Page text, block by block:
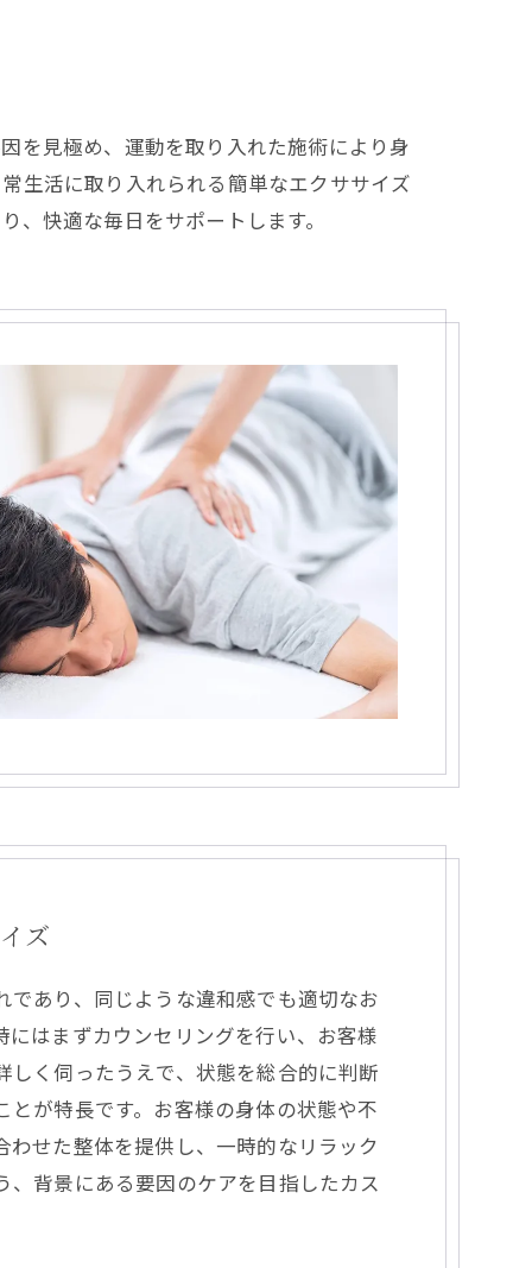
を見極め、運動を取り入れた施術により身
生活に取り入れられる簡単なエクササイズ
快適な毎日をサポートします。
ズ
あり、同じような違和感でも適切なお
はまずカウンセリングを行い、お客様
く伺ったうえで、状態を総合的に判断
が特長です。お客様の身体の状態や不
せた整体を提供し、一時的なリラック
背景にある要因のケアを目指したカス